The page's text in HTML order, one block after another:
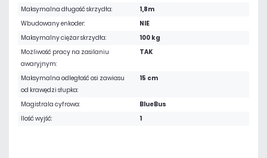
Maksymalna długość skrzydła:
1,8m
Wbudowany enkoder:
NIE
Maksymalny ciężar skrzydła:
100 kg
Możliwość pracy na zasilaniu
awaryjnym:
TAK
Maksymalna odległość osi zawiasu
od krawędzi słupka:
15 cm
Magistrala cyfrowa:
BlueBus
Ilość wyjść:
1